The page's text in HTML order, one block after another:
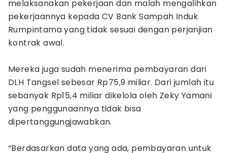
melaksanakan pekerjaan dan malah mengalihkan
pekerjaannya kepada CV Bank Sampah Induk
Rumpintama yang tidak sesuai dengan perjanjian
kontrak awal.
Mereka juga sudah menerima pembayaran dari
DLH Tangsel sebesar Rp75,9 miliar. Dari jumlah itu
sebanyak Rp15,4 miliar dikelola oleh Zeky Yamani
yang penggunaannya tidak bisa
dipertanggungjawabkan.
“Berdasarkan data yang ada, pembayaran untuk